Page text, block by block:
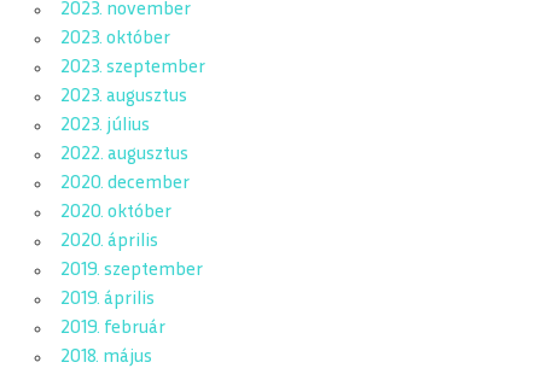
2023. november
2023. október
2023. szeptember
2023. augusztus
2023. július
2022. augusztus
2020. december
2020. október
2020. április
2019. szeptember
2019. április
2019. február
2018. május